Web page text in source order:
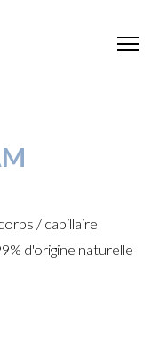
/ capillaire
d'origine naturelle